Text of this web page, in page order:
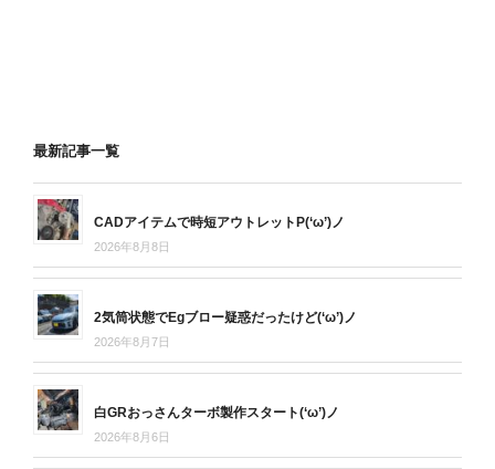
最新記事一覧
CADアイテムで時短アウトレットP(‘ω’)ノ
2026年8月8日
2気筒状態でEgブロー疑惑だったけど(‘ω’)ノ
2026年8月7日
白GRおっさんターボ製作スタート(‘ω’)ノ
2026年8月6日